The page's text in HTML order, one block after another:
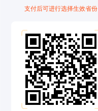
支付后可进行选择生效省份